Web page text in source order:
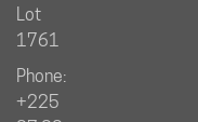
Lot
1761
Phone:
+225